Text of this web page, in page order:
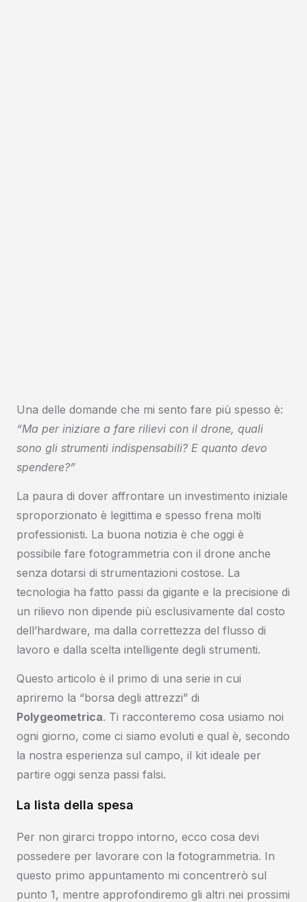
Una delle domande che mi sento fare più spesso è:
“Ma per iniziare a fare rilievi con il drone, quali
sono gli strumenti indispensabili? E quanto devo
spendere?”
La paura di dover affrontare un investimento iniziale
sproporzionato è legittima e spesso frena molti
professionisti. La buona notizia è che oggi è
possibile fare fotogrammetria con il drone anche
senza dotarsi di strumentazioni costose. La
tecnologia ha fatto passi da gigante e la precisione di
un rilievo non dipende più esclusivamente dal costo
dell’hardware, ma dalla correttezza del flusso di
lavoro e dalla scelta intelligente degli strumenti.
Questo articolo è il primo di una serie in cui
apriremo la “borsa degli attrezzi” di
Polygeometrica. Ti racconteremo cosa usiamo noi
ogni giorno, come ci siamo evoluti e qual è, secondo
la nostra esperienza sul campo, il kit ideale per
partire oggi senza passi falsi.
La lista della spesa
Per non girarci troppo intorno, ecco cosa devi
possedere per lavorare con la fotogrammetria. In
questo primo appuntamento mi concentrerò sul
punto 1, mentre approfondiremo gli altri nei prossimi